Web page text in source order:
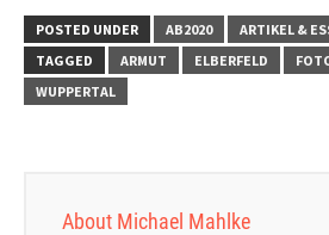
POSTED UNDER AB2020
ARTIKEL &
TAGGED
ARMUT ELBERFELD
WUPPERTAL
About Michael Mahlke